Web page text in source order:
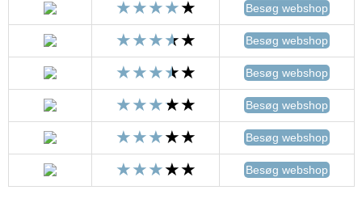
Besøg webshop
Besøg webshop
Besøg webshop
Besøg webshop
Besøg webshop
Besøg webshop